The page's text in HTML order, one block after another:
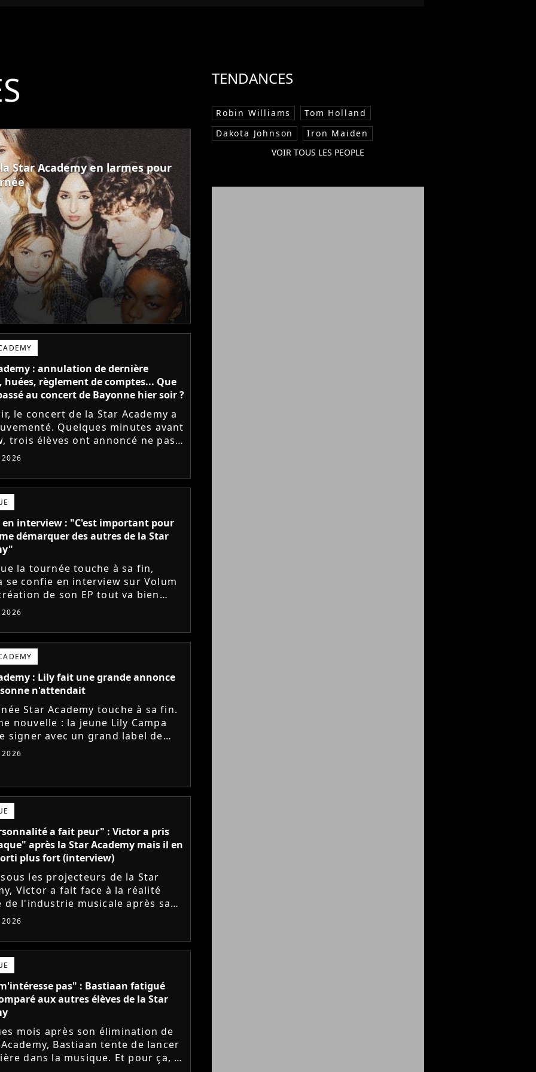
Star Academy en larmes pour
: annulation de dernière
règlement de comptes... Que
au concert de Bayonne hier soir ?
le concert de la Star Academy a
Quelques minutes avant
trois élèves ont annoncé ne pas
sur scène pour des
politiques. Leur...
en interview : "C'est important pour
démarquer des autres de la Star
la tournée touche à sa fin,
se confie en interview sur Volum
de son EP tout va bien
son envie de gommer l'étiquette
le jeu...
: Lily fait une grande annonce
n'attendait
Star Academy touche à sa fin.
nouvelle : la jeune Lily Campa
signer avec un grand label de
en France.
a fait peur" : Victor a pris
après la Star Academy mais il en
plus fort (interview)
sous les projecteurs de la Star
Victor a fait face à la réalité
de l'industrie musicale après sa
l'émission. Face à des maisons
frileuses,...
pas" : Bastiaan fatigué
aux autres élèves de la Star
mois après son élimination de
Bastiaan tente de lancer
dans la musique. Et pour ça, le
TENDANCES
Robin Williams
Tom Holland
Dakota Johnson
Iron Maiden
VOIR TOUS LES PEOPLE